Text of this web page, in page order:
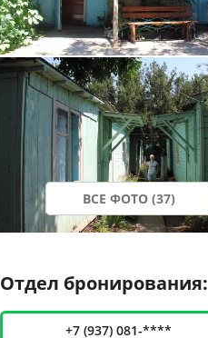
ВСЕ ФОТО (37)
Отдел бронирования:
+7 (937) 081-****